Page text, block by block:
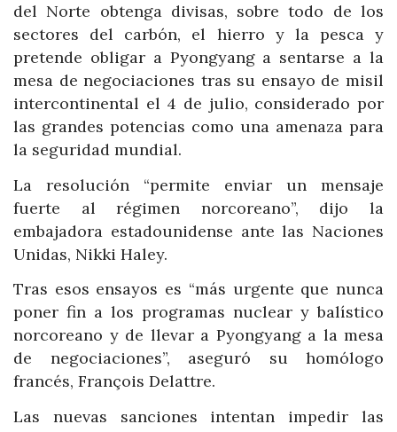
del Norte obtenga divisas, sobre todo de los
sectores del carbón, el hierro y la pesca y
pretende obligar a Pyongyang a sentarse a la
mesa de negociaciones tras su ensayo de misil
intercontinental el 4 de julio, considerado por
las grandes potencias como una amenaza para
la seguridad mundial.
La resolución “permite enviar un mensaje
fuerte al régimen norcoreano”, dijo la
embajadora estadounidense ante las Naciones
Unidas, Nikki Haley.
Tras esos ensayos es “más urgente que nunca
poner fin a los programas nuclear y balístico
norcoreano y de llevar a Pyongyang a la mesa
de negociaciones”, aseguró su homólogo
francés, François Delattre.
Las nuevas sanciones intentan impedir las